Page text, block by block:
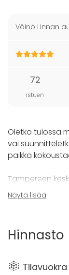
Väinö Linnan
72
istuen
Oletko tulossa
vai
paikka
Tampereen
Werstaan
omaleimaiset
yritystilaisuudet
avautuu
historiallisen
Näytä lisää
Hinnasto
Tilavuokra